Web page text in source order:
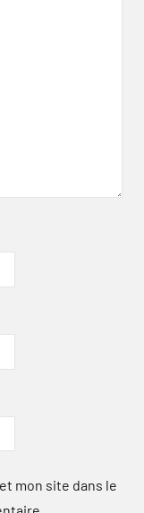
mon site dans le